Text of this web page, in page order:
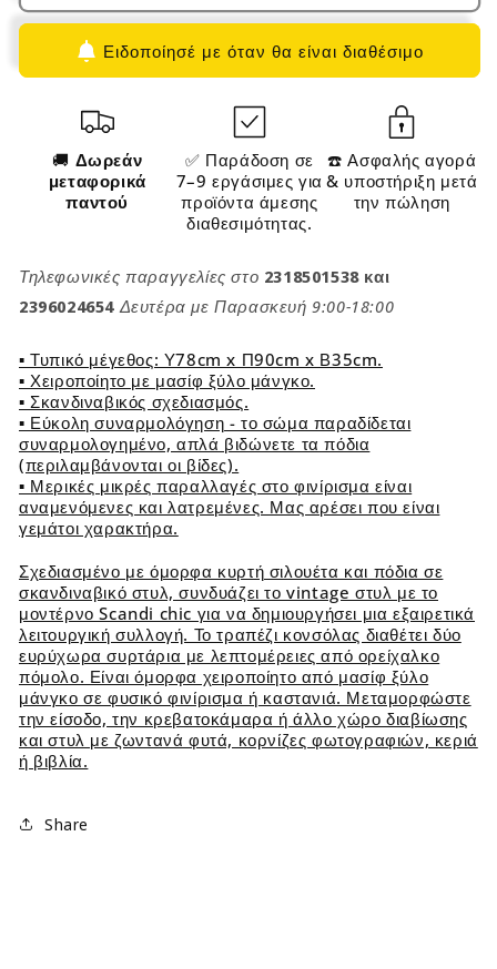
Vintage
Τραπεζιού
Στυλ
IN856
Vintage
Στιλ
Τραπεζιού
Ειδοποίησέ με όταν θα είναι διαθέσιμο
🚚 Δωρεάν
μεταφορικά
παντού
✅ Παράδοση σε
7–9 εργάσιμες για
προϊόντα άμεσης
διαθεσιμότητας.
☎️ Ασφαλής αγορά
& υποστήριξη μετά
την πώληση
Τηλεφωνικές παραγγελίες στο 2318501538 και
2396024654Δευτέρα με Παρασκευή 9:00-18:00
▪ Τυπικό μέγεθος: Υ78cm x Π90cm x Β35cm.
▪ Χειροποίητο με μασίφ ξύλο μάνγκο.
▪ Σκανδιναβικός σχεδιασμός.
▪ Εύκολη συναρμολόγηση - το σώμα παραδίδεται
συναρμολογημένο, απλά βιδώνετε τα πόδια
(περιλαμβάνονται οι βίδες).
▪ Μερικές μικρές παραλλαγές στο φινίρισμα είναι
αναμενόμενες και λατρεμένες. Μας αρέσει που είναι
γεμάτοι χαρακτήρα.
Σχεδιασμένο με όμορφα κυρτή σιλουέτα και πόδια σε
σκανδιναβικό στυλ, συνδυάζει το vintage στυλ με το
μοντέρνο Scandi chic για να δημιουργήσει μια εξαιρετικά
λειτουργική συλλογή. Το τραπέζι κονσόλας διαθέτει δύο
ευρύχωρα συρτάρια με λεπτομέρειες από ορείχαλκο
πόμολο. Είναι όμορφα χειροποίητο από μασίφ ξύλο
μάνγκο σε φυσικό φινίρισμα ή καστανιά. Μεταμορφώστε
την είσοδο, την κρεβατοκάμαρα ή άλλο χώρο διαβίωσης
και στυλ με ζωντανά φυτά, κορνίζες φωτογραφιών, κεριά
ή βιβλία.
Share